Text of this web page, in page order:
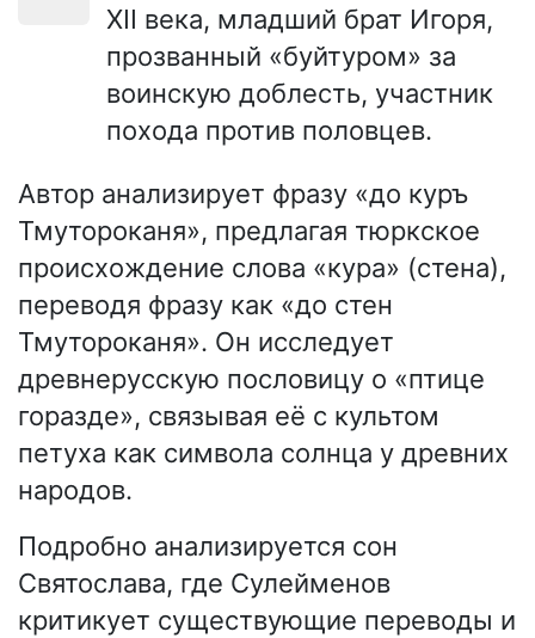
XII века, младший брат Игоря,
прозванный «буйтуром» за
воинскую доблесть, участник
похода против половцев.
Автор анализирует фразу «до куръ
Тмутороканя», предлагая тюркское
происхождение слова «кура» (стена),
переводя фразу как «до стен
Тмутороканя». Он исследует
древнерусскую пословицу о «птице
горазде», связывая её с культом
петуха как символа солнца у древних
народов.
Подробно анализируется сон
Святослава, где Сулейменов
критикует существующие переводы и